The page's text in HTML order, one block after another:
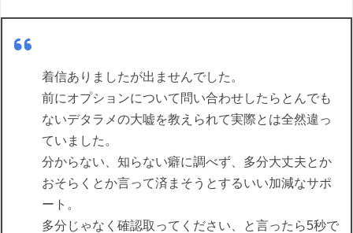
着信ありましたが出ませんでした。
前にオプションについて問い合わせしたらとんでも
ないデタラメの大嘘を教えられて実際とは全然違っ
ていました。
分からない、知らない癖に調べず、多分大丈夫とか
おそらくとか言って済まそうとするいい加減なサポ
ート。
多分じゃなく確認取ってください、と言ったら5秒で